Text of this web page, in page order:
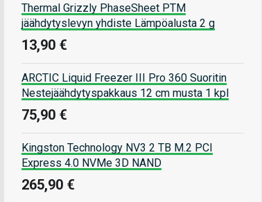
Thermal Grizzly PhaseSheet PTM
jäähdytyslevyn yhdiste Lämpöalusta 2 g
13,90 €
ARCTIC Liquid Freezer III Pro 360 Suoritin
Nestejäähdytyspakkaus 12 cm musta 1 kpl
75,90 €
Kingston Technology NV3 2 TB M.2 PCI
Express 4.0 NVMe 3D NAND
265,90 €